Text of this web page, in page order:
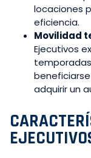
locaciones
eficiencia.
Movilidad
Ejecutivos
adquirir un